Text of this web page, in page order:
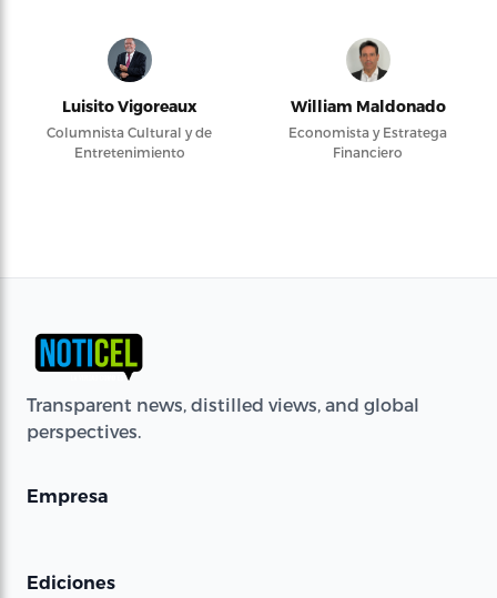
Luisito Vigoreaux
Columnista Cultural y de
Entretenimiento
William Maldonado
Economista y Estratega
Financiero
Transparent news, distilled views, and global
perspectives.
Empresa
Ediciones